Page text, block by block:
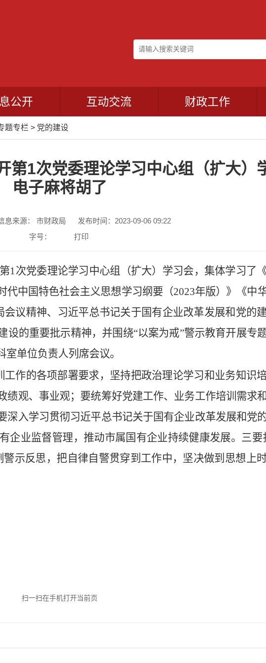
公开 互动交流 财政工作
题专栏 > 党的建设
第1次党委理论学习中心组（扩大）
电子麻将胡了
息来源： 市财政局
发布时间：2023-09-06 09:22
字号：
打印
1次党委理论学习中心组（扩大）学习会，集体学习了
代中国特色社会主义思想学习纲要（2023年版）》
《中
议精神、习近平总书记关于国有企业改革发展和党的建
设的重要批示精神，并围绕“以案为戒”警示教育开展专
单位负责人列席会议。
作的各项部署要求，坚持把政治理论学习和业务知识
绩观、事业观；要统筹好党建工作、业务工作培训需求
深入学习贯彻习近平总书记关于国有企业改革发展和党
企业监督管理，推动市属国有企业持续健康发展。三要
示反思，把自律自警贯穿到工作中，坚决做到思想上
扫一扫在手机打开当前页